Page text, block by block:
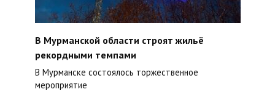
В Мурманской области строят жильё
рекордными темпами
В Мурманске состоялось торжественное
мероприятие